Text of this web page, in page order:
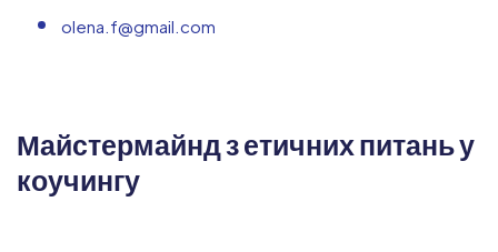
olena.f@gmail.com
Майстермайнд з етичних питань у
коучингу